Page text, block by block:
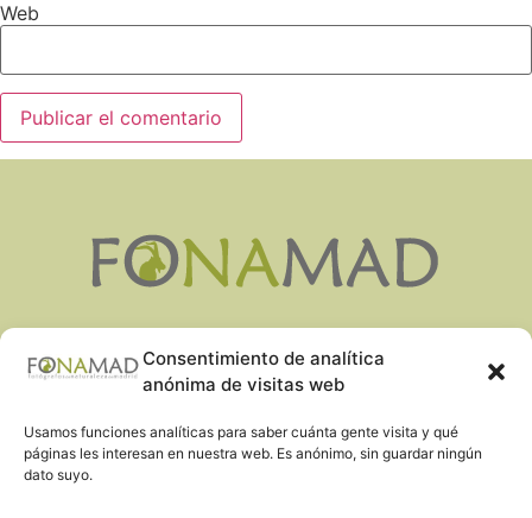
Consentimiento de analítica
anónima de visitas web
Usamos funciones analíticas para saber cuánta gente visita y qué
páginas les interesan en nuestra web. Es anónimo, sin guardar ningún
dato suyo.
Web
POLÍTICA DE PRIVACIDAD
COOKIES